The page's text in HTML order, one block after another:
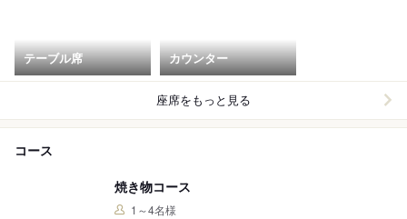
テーブル席 カウンター
座席をもっと見る
コース
焼き物コース
1～4名様